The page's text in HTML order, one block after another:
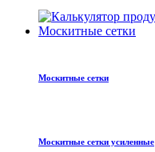
Москитные сетки
Москитные сетки
Москитные сетки усиленные